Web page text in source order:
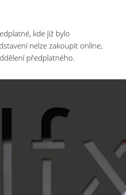
kde již bylo
nelze zakoupit online,
předplatného.